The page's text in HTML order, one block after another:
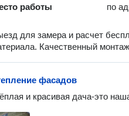
работы
по
для замера и расчет
Качественный
фасадов
и красивая дача-это